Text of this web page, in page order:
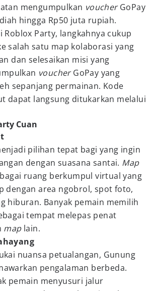
mengumpulkan voucherGoPay
hingga Rp50 juta rupiah.
Party, langkahnya cukup
salah satu map kolaborasi yang
dan selesaikan misi yang
voucherGoPay yang
sepanjang permainan. Kode
dapat langsung ditukarkan melalui
Cuan
pilihan tepat bagi yang ingin
dengan suasana santai. Map
ruang berkumpul virtual yang
dengan area ngobrol, spot foto,
hiburan. Banyak pemain memilih
tempat melepas penat
maplain.
nuansa petualangan, Gunung
pengalaman berbeda.
pemain menyusuri jalur